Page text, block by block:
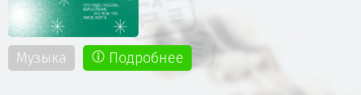
Музыка Подробнее